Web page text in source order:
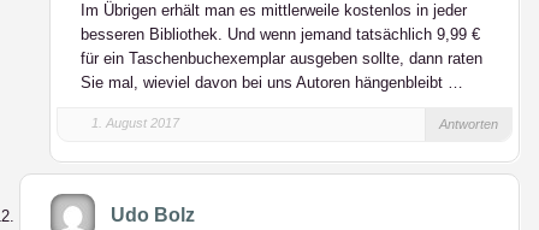
Im Übrigen erhält man es mittlerweile kostenlos in jeder
besseren Bibliothek. Und wenn jemand tatsächlich 9,99 €
für ein Taschenbuchexemplar ausgeben sollte, dann raten
Sie mal, wieviel davon bei uns Autoren hängenbleibt …
1. August 2017 Antworten
Udo Bolz